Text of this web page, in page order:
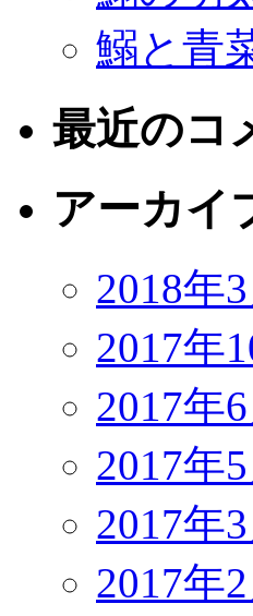
鰯と青
最近のコ
アーカイ
2018年3
2017年
2017年6
2017年5
2017年3
2017年2